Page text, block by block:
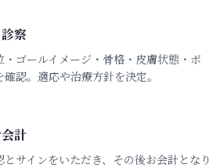
察
・ゴールイメージ・骨格・皮膚状態・ボ
確認。適応や治療方針を決定。
計
とサインをいただき、その後お会計となり